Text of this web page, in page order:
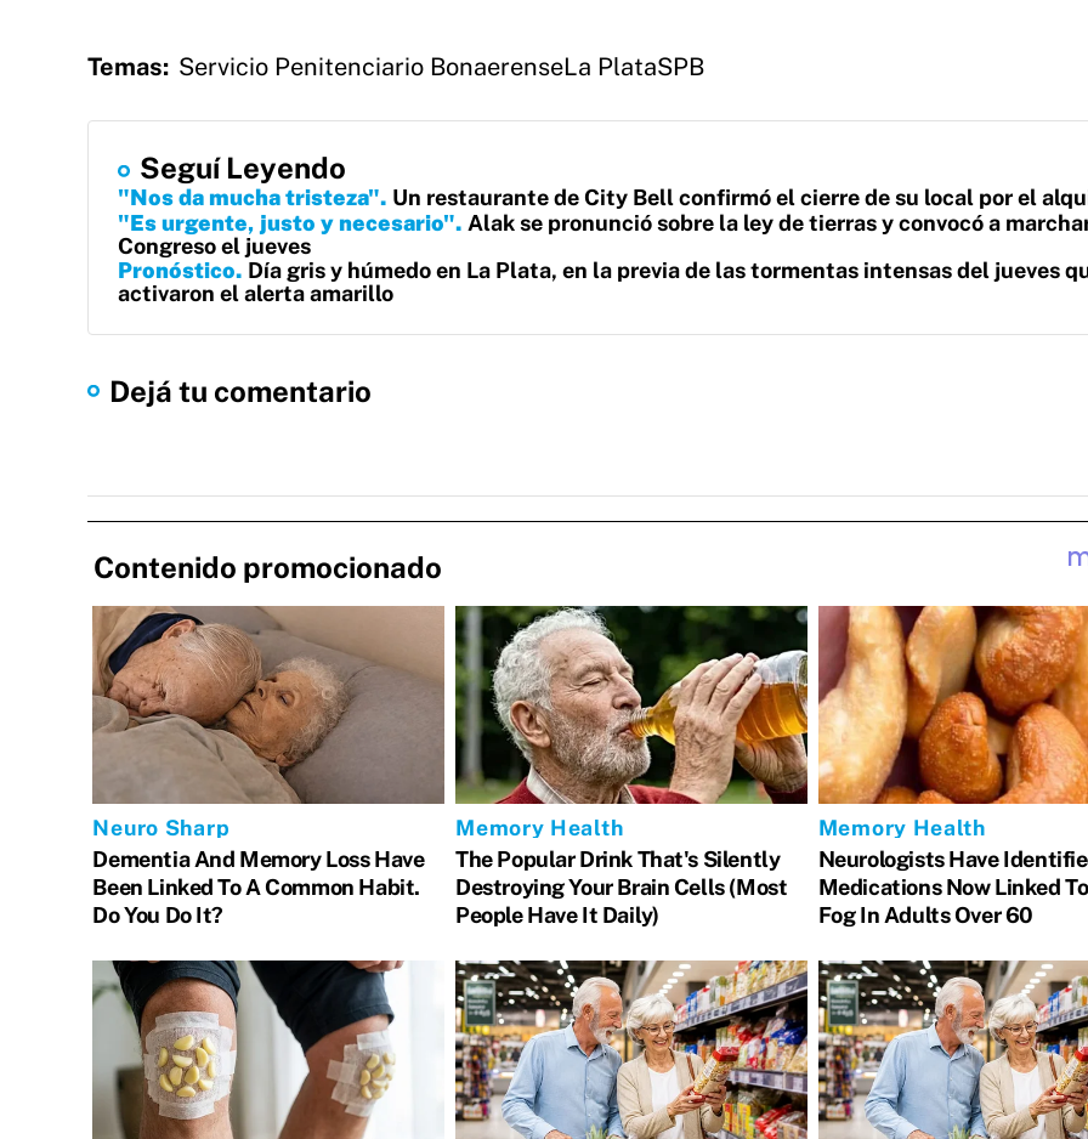
Temas: Servicio Penitenciario BonaerenseLa PlataSPB
Seguí Leyendo
"Nos da mucha tristeza" Un restaurante de City Bell confirmó el cierre de su local por el
"Es urgente, justo y necesario" Alak se pronunció sobre la ley de tierras y convocó a
Congreso el jueves
Pronóstico Día gris y húmedo en La Plata, en la previa de las tormentas intensas del jueves
activaron el alerta amarillo
Dejá tu comentario